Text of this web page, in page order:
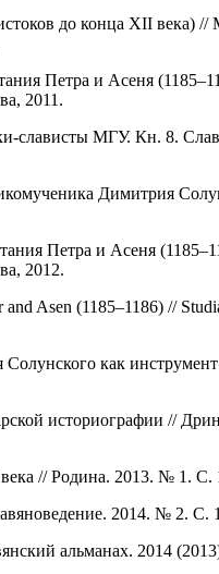
до конца XII
Петра и Асеня
2011.
слависты МГУ. Кн. 8.
Димитрия
Петра и Асеня
2012.
Asen (1185–1186) //
как
историографии //
// Родина. 2013. № 1. С.
2014. № 2. С.
альманах. 2014